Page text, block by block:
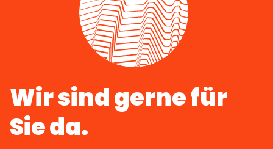
Wir sind gerne für
Sie da.